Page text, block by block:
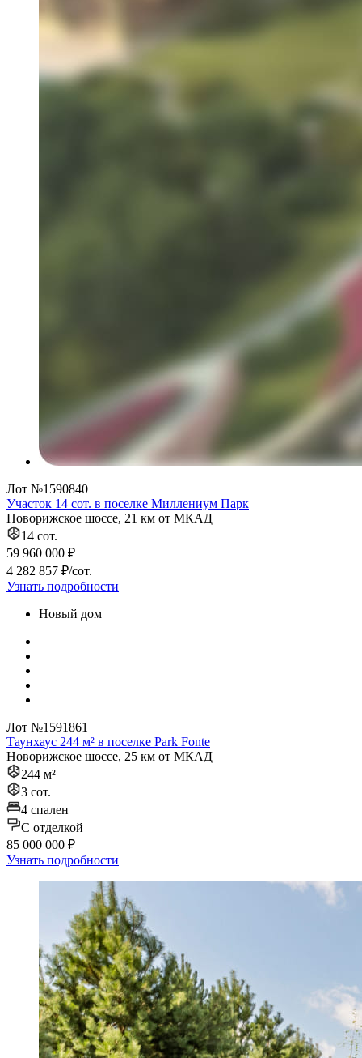
Лот №1590840
Участок 14 сот. в поселке Миллениум Парк
Новорижское шоссе, 21 км от МКАД
14 сот.
59 960 000 ₽
4 282 857 ₽/сот.
Узнать подробности
Новый дом
Лот №1591861
Таунхаус 244 м² в поселке Park Fonte
Новорижское шоссе, 25 км от МКАД
244 м²
3 сот.
4 спален
C отделкой
85 000 000 ₽
Узнать подробности